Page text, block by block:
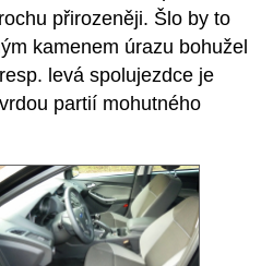
přirozeněji. Šlo by to
kamenem úrazu bohužel
levá spolujezdce je
partií mohutného